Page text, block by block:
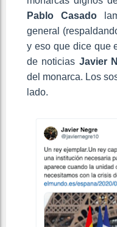
Pablo Casado
general
y eso que dice que
de noticias Javier
del monarca. Los
lado.